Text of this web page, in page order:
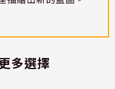
多選擇